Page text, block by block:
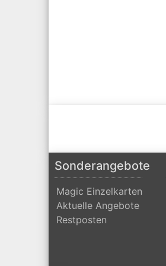
Sonderangebote
Magic Einzelkarten
Aktuelle Angebote
Restposten